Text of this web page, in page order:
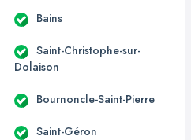
Bains
Saint-Christophe-sur-
Dolaison
Bournoncle-Saint-Pierre
Saint-Géron